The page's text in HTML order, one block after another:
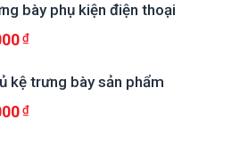
bày phụ kiện điện thoại
kệ trưng bày sản phẩm